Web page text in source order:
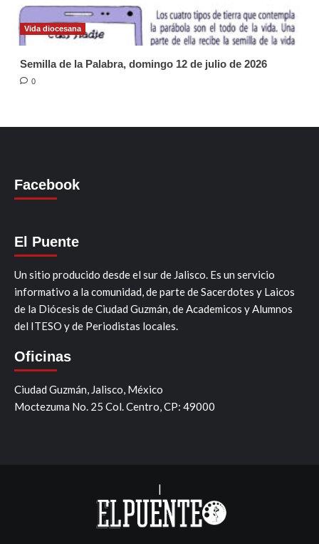
Vida diocesana
Semilla de la Palabra, domingo 12 de julio de 2026
0
Facebook
El Puente
Un sitio producido desde el sur de Jalisco. Es un servicio
informativo a la comunidad, de parte de Sacerdotes y Laicos
de la Diócesis de Ciudad Guzmán, de Academicos y Alumnos
del ITESO y de Periodistas locales.
Oficinas
Ciudad Guzmán, Jalisco, México
Moctezuma No. 25 Col. Centro, CP: 49000
|